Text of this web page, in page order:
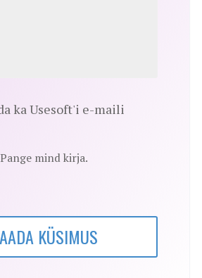
ka Usesoft'i e-maili
mind kirja.
KÜSIMUS